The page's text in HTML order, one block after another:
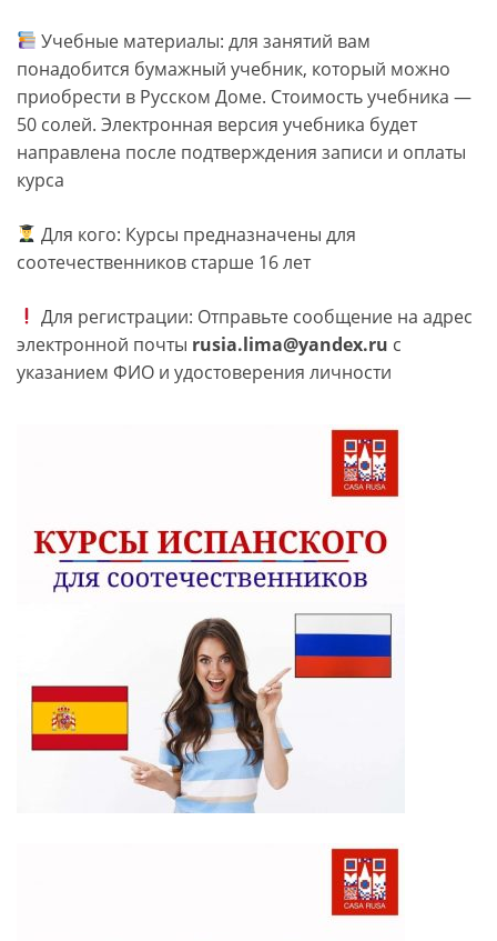
Учебные материалы: для занятий вам
понадобится бумажный учебник, который можно
приобрести в Русском Доме. Стоимость учебника —
50 солей. Электронная версия учебника будет
направлена после подтверждения записи и оплаты
курса
Для кого: Курсы предназначены для
соотечественников старше 16 лет
Для регистрации: Отправьте сообщение на адрес
электронной почты rusia.lima@yandex.ru с
указанием ФИО и удостоверения личности